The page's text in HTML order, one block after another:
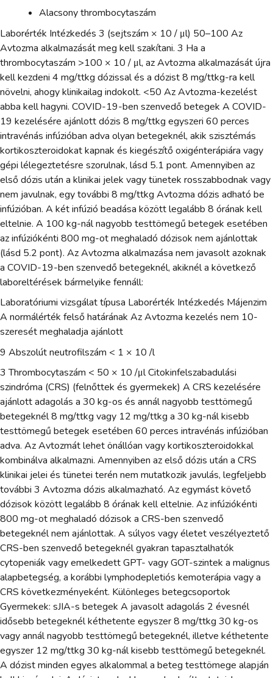
Alacsony thrombocytaszám
Laborérték Intézkedés 3 (sejtszám × 10 / μl) 50–100 Az
Avtozma alkalmazását meg kell szakítani. 3 Ha a
thrombocytaszám >100 × 10 / μl, az Avtozma alkalmazását újra
kell kezdeni 4 mg/ttkg dózissal és a dózist 8 mg/ttkg-ra kell
növelni, ahogy klinikailag indokolt. <50 Az Avtozma-kezelést
abba kell hagyni. COVID-19-ben szenvedő betegek A COVID-
19 kezelésére ajánlott dózis 8 mg/ttkg egyszeri 60 perces
intravénás infúzióban adva olyan betegeknél, akik szisztémás
kortikoszteroidokat kapnak és kiegészítő oxigénterápiára vagy
gépi lélegeztetésre szorulnak, lásd 5.1 pont. Amennyiben az
első dózis után a klinikai jelek vagy tünetek rosszabbodnak vagy
nem javulnak, egy további 8 mg/ttkg Avtozma dózis adható be
infúzióban. A két infúzió beadása között legalább 8 órának kell
eltelnie. A 100 kg-nál nagyobb testtömegű betegek esetében
az infúziókénti 800 mg-ot meghaladó dózisok nem ajánlottak
(lásd 5.2 pont). Az Avtozma alkalmazása nem javasolt azoknak
a COVID-19-ben szenvedő betegeknél, akiknél a következő
laboreltérések bármelyike fennáll:
Laboratóriumi vizsgálat típusa Laborérték Intézkedés Májenzim
A normálérték felső határának Az Avtozma kezelés nem 10-
szeresét meghaladja ajánlott
9 Abszolút neutrofilszám < 1 × 10 /l
3 Thrombocytaszám < 50 × 10 /μl Citokinfelszabadulási
szindróma (CRS) (felnőttek és gyermekek) A CRS kezelésére
ajánlott adagolás a 30 kg-os és annál nagyobb testtömegű
betegeknél 8 mg/ttkg vagy 12 mg/ttkg a 30 kg-nál kisebb
testtömegű betegek esetében 60 perces intravénás infúzióban
adva. Az Avtozmát lehet önállóan vagy kortikoszteroidokkal
kombinálva alkalmazni. Amennyiben az első dózis után a CRS
klinikai jelei és tünetei terén nem mutatkozik javulás, legfeljebb
további 3 Avtozma dózis alkalmazható. Az egymást követő
dózisok között legalább 8 órának kell eltelnie. Az infúziókénti
800 mg-ot meghaladó dózisok a CRS-ben szenvedő
betegeknél nem ajánlottak. A súlyos vagy életet veszélyeztető
CRS-ben szenvedő betegeknél gyakran tapasztalhatók
cytopeniák vagy emelkedett GPT- vagy GOT-szintek a malignus
alapbetegség, a korábbi lymphodepletiós kemoterápia vagy a
CRS következményeként. Különleges betegcsoportok
Gyermekek: sJIA-s betegek A javasolt adagolás 2 évesnél
idősebb betegeknél kéthetente egyszer 8 mg/ttkg 30 kg-os
vagy annál nagyobb testtömegű betegeknél, illetve kéthetente
egyszer 12 mg/ttkg 30 kg-nál kisebb testtömegű betegeknél.
A dózist minden egyes alkalommal a beteg testtömege alapján